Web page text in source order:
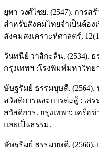
ยุพา วงศ์ไชย. (2547). การส
สำหรับสังคมไทยจำเป็นต้อง
สังคมสงเคราะห์ศาสตร์,
วันทนีย์ วาสิกะสิน. (2534).
กรุงเทพฯ :โรงพิมพ์มหาวิทย
ษัษฐรัมย์ ธรรมบุษดี.
สวัสดิการและการต่อสู้ : เศ
สวัสดิการ. กรุงเทพฯ: เครือ
และเป็นธรรม.
ษัษฐรัมย์ ธรรมบุษดี.